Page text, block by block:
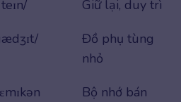
Giữ lại, duy trì
Đồ phụ tùng
nhỏ
Bộ nhớ bán